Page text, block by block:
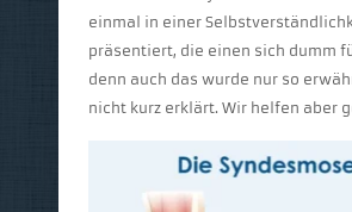
einmal in einer
präsentiert, die einen sich dumm
denn auch das wurde nur so
nicht kurz erklärt. Wir helfen aber